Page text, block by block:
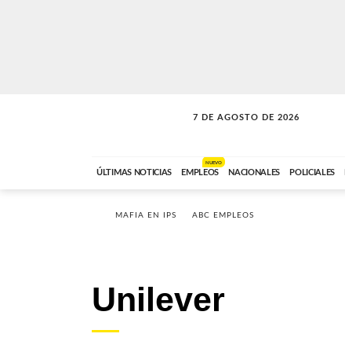
7 DE AGOSTO DE 2026
SOLO MÚSICA
ÚLTIMAS NOTICIAS EMPLEOS
NUEVO
NACIONALES POLICIALES
MAFIA EN IPS ABC EMPLEOS
Unilever